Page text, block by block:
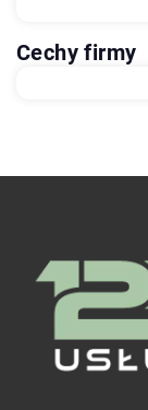
Cechy firmy